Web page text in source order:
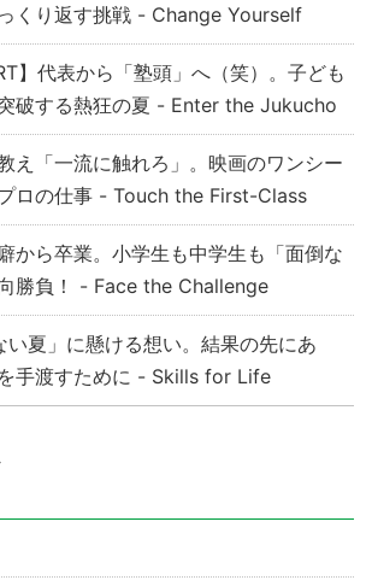
くり返す挑戦 - Change Yourself
】代表から「塾頭」へ（笑）。子ども
破する熱狂の夏 - Enter the Jukucho
え「一流に触れろ」。映画のワンシー
ロの仕事 - Touch the First-Class
から卒業。小学生も中学生も「面倒な
勝負！ - Face the Challenge
い夏」に懸ける想い。結果の先にあ
手渡すために - Skills for Life